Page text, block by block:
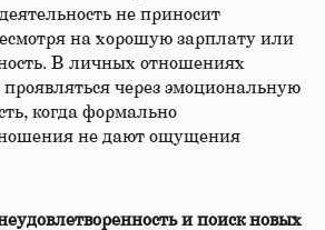
не приносит
на хорошую зарплату или
В личных отношениях
через эмоциональную
когда формально
не дают ощущения
и поиск новых